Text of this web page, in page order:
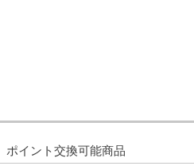
ポイント交換可能商品